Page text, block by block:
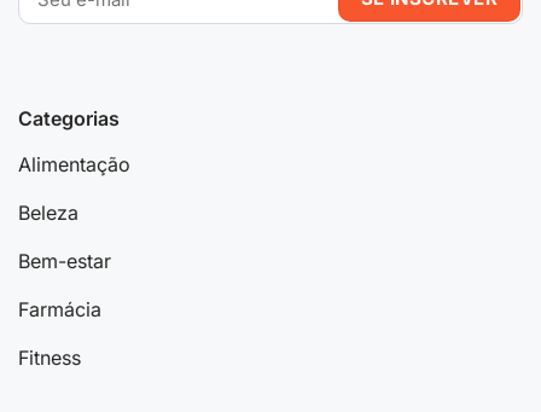
Categorias
Alimentação
Beleza
Bem-estar
Farmácia
Fitness